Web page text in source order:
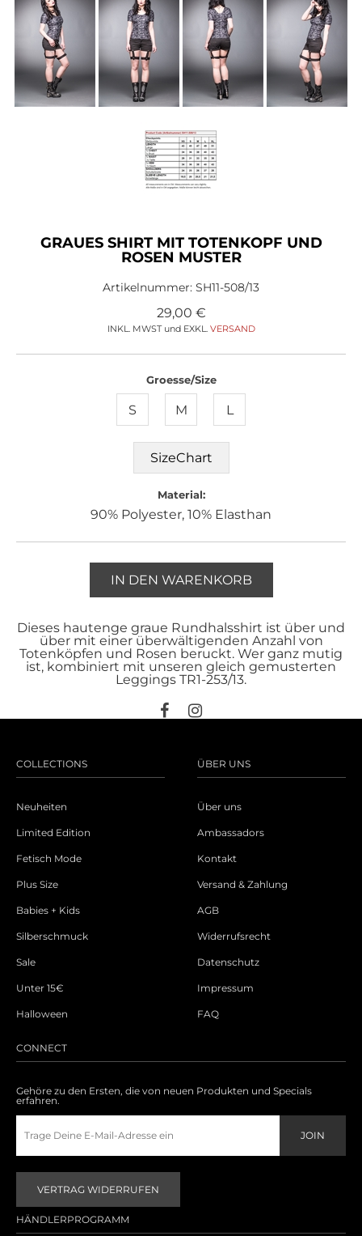
GRAUES SHIRT MIT TOTENKOPF UND
ROSEN MUSTER
Artikelnummer: SH11-508/13
29,00 €
INKL. MWST und EXKL. VERSAND
Groesse/Size
S M L
SizeChart
Material:
90% Polyester, 10% Elasthan
IN DEN WARENKORB
Dieses hautenge graue Rundhalsshirt ist über und
über mit einer überwältigenden Anzahl von
Totenköpfen und Rosen beruckt. Wer ganz mutig
ist, kombiniert mit unseren gleich gemusterten
Leggings TR1-253/13.
COLLECTIONS
Neuheiten
Limited Edition
Fetisch Mode
Plus Size
Babies + Kids
Silberschmuck
Sale
Unter 15€
Halloween
ÜBER UNS
Über uns
Ambassadors
Kontakt
Versand & Zahlung
AGB
Widerrufsrecht
Datenschutz
Impressum
FAQ
CONNECT
Gehöre zu den Ersten, die von neuen Produkten und Specials
erfahren.
VERTRAG WIDERRUFEN
HÄNDLERPROGRAMM